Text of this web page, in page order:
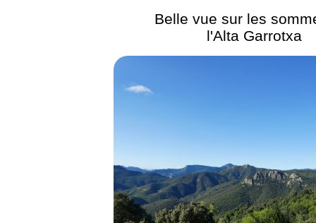
Belle vue sur les
l'Alta Garrotxa